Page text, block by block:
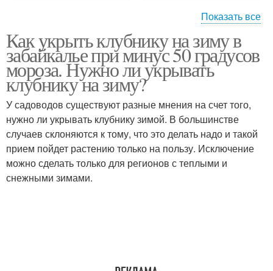
Клубники на зиму Клубника на зиму
Показать все
Как укрыть клубнику на зиму в
забайкалье при минус 50 градусов
мороза. Нужно ли укрывать
клубнику на зиму?
У садоводов существуют разные мнения на счет того,
нужно ли укрывать клубнику зимой. В большинстве
случаев склоняются к тому, что это делать надо и такой
прием пойдет растению только на пользу. Исключение
можно сделать только для регионов с теплыми и
снежными зимами.